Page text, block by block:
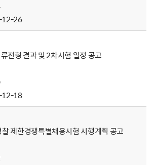
26
전형 결과 및 2차시험 일정 공고
18
제한경쟁특별채용시험 시행계획 공고